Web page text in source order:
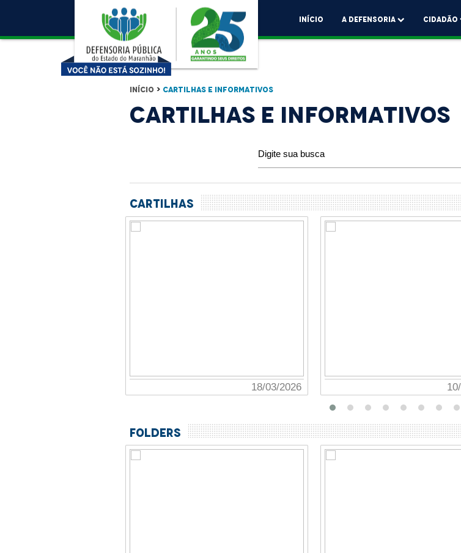
Início A Defensoria Cidadão
Início > CARTILHAS E INFORMATIVOS
CARTILHAS E INFORMATIVOS
Cartilhas
10/03/2026
Folders